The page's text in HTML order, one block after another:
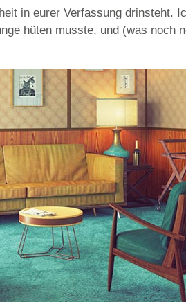
in eurer Verfassung drinsteht.
hüten musste, und (was noch